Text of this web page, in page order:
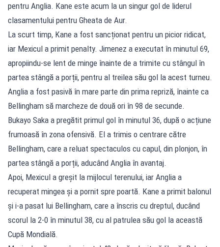
pentru Anglia. Kane este acum la un singur gol de liderul
clasamentului pentru Gheata de Aur.
La scurt timp, Kane a fost sancționat pentru un picior ridicat,
iar Mexicul a primit penalty. Jimenez a executat în minutul 69,
apropiindu-se lent de minge înainte de a trimite cu stângul în
partea stângă a porții, pentru al treilea său gol la acest turneu.
Anglia a fost pasivă în mare parte din prima repriză, înainte ca
Bellingham să marcheze de două ori în 98 de secunde.
Bukayo Saka a pregătit primul gol în minutul 36, după o acțiune
frumoasă în zona ofensivă. El a trimis o centrare către
Bellingham, care a reluat spectaculos cu capul, din plonjon, în
partea stângă a porții, aducând Anglia în avantaj.
Apoi, Mexicul a greșit la mijlocul terenului, iar Anglia a
recuperat mingea și a pornit spre poartă. Kane a primit balonul
și i-a pasat lui Bellingham, care a înscris cu dreptul, ducând
scorul la 2-0 în minutul 38, cu al patrulea său gol la această
Cupă Mondială.